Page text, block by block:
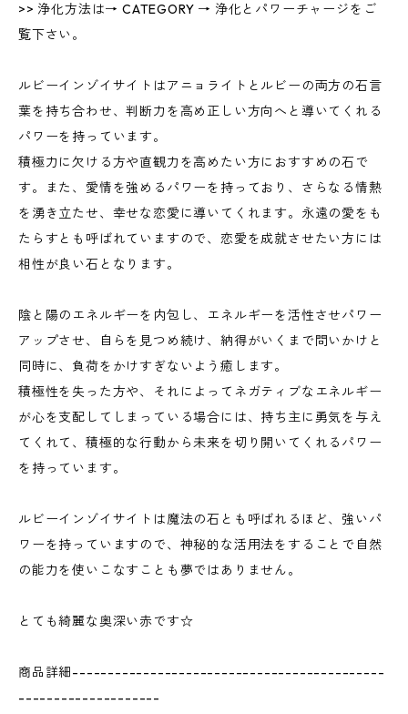
>> 浄化方法は→ CATEGORY → 浄化とパワーチャージをご
覧下さい。
ルビーインゾイサイトはアニョライトとルビーの両方の石言
葉を持ち合わせ、判断力を高め正しい方向へと導いてくれる
パワーを持っています。
積極力に欠ける方や直観力を高めたい方におすすめの石で
す。また、愛情を強めるパワーを持っており、さらなる情熱
を湧き立たせ、幸せな恋愛に導いてくれます。永遠の愛をも
たらすとも呼ばれていますので、恋愛を成就させたい方には
相性が良い石となります。
陰と陽のエネルギーを内包し、エネルギーを活性させパワー
アップさせ、自らを見つめ続け、納得がいくまで問いかけと
同時に、負荷をかけすぎないよう癒します。
積極性を失った方や、それによってネガティブなエネルギー
が心を支配してしまっている場合には、持ち主に勇気を与え
てくれて、積極的な行動から未来を切り開いてくれるパワー
を持っています。
ルビーインゾイサイトは魔法の石とも呼ばれるほど、強いパ
ワーを持っていますので、神秘的な活用法をすることで自然
の能力を使いこなすことも夢ではありません。
とても綺麗な奥深い赤です☆
商品詳細--------------------------------------------
--------------------